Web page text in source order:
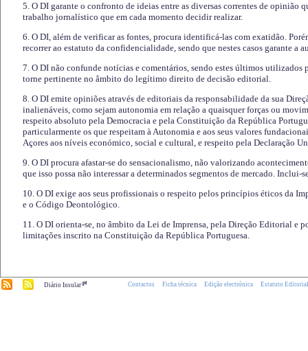
5. O DI garante o confronto de ideias entre as diversas correntes de opinião
trabalho jornalístico que em cada momento decidir realizar.
6. O DI, além de verificar as fontes, procura identificá-las com exatidão.
recorrer ao estatuto da confidencialidade, sendo que nestes casos garante a
7. O DI não confunde notícias e comentários, sendo estes últimos utilizados
torne pertinente no âmbito do legítimo direito de decisão editorial.
8. O DI emite opiniões através de editoriais da responsabilidade da sua
inalienáveis, como sejam autonomia em relação a quaisquer forças ou
respeito absoluto pela Democracia e pela Constituição da República
particularmente os que respeitam à Autonomia e aos seus valores
Açores aos níveis económico, social e cultural, e respeito pela Declaração
9. O DI procura afastar-se do sensacionalismo, não valorizando
que isso possa não interessar a determinados segmentos de mercado.
10. O DI exige aos seus profissionais o respeito pelos princípios éticos da
e o Código Deontológico.
11. O DI orienta-se, no âmbito da Lei de Imprensa, pela Direção Editorial e
limitações inscrito na Constituição da República Portuguesa.
Diário Insular.pt Contactos Ficha técnica Edição electrónica Estatuto Editorial